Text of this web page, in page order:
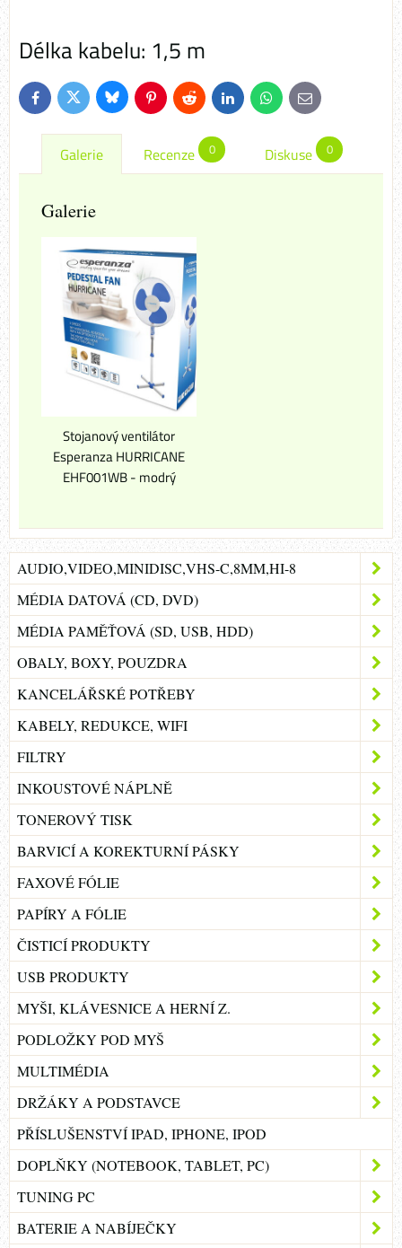
Délka kabelu: 1,5 m
FacebookTwitterBlueskyPinterestReddit LinkedInWhatsApp
E-
mail
Galerie Recenze 0 Diskuse 0
Galerie
Stojanový ventilátor
Esperanza HURRICANE
EHF001WB - modrý
AUDIO,VIDEO,MINIDISC,VHS-C,8MM,HI-8
MÉDIA DATOVÁ (CD, DVD)
MÉDIA PAMĚŤOVÁ (SD, USB, HDD)
OBALY, BOXY, POUZDRA
KANCELÁŘSKÉ POTŘEBY
KABELY, REDUKCE, WIFI
FILTRY
INKOUSTOVÉ NÁPLNĚ
TONEROVÝ TISK
BARVICÍ A KOREKTURNÍ PÁSKY
FAXOVÉ FÓLIE
PAPÍRY A FÓLIE
ČISTICÍ PRODUKTY
USB PRODUKTY
MYŠI, KLÁVESNICE A HERNÍ Z.
PODLOŽKY POD MYŠ
MULTIMÉDIA
DRŽÁKY A PODSTAVCE
PŘÍSLUŠENSTVÍ IPAD, IPHONE, IPOD
DOPLŇKY (NOTEBOOK, TABLET, PC)
TUNING PC
BATERIE A NABÍJEČKY